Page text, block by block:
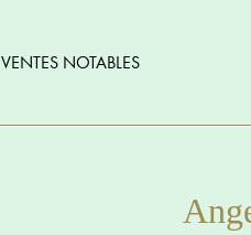
VENTES NOTABLES